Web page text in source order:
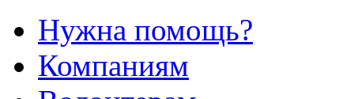
Нужна помощь?
Компаниям